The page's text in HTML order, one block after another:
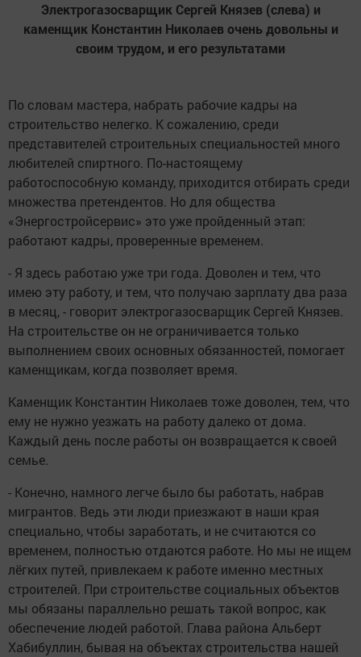
Электрогазосварщик Сергей Князев (слева) и
каменщик Константин Николаев очень довольны и
своим трудом, и его результатами
По словам мастера, набрать рабочие кадры на
строительство нелегко. К сожалению, среди
представителей строительных специальностей много
любителей спиртного. По-настоящему
работоспособную команду, приходится отбирать среди
множества претендентов. Но для общества
«Энергостройсервис» это уже пройденный этап:
работают кадры, проверенные временем.
- Я здесь работаю уже три года. Доволен и тем, что
имею эту работу, и тем, что получаю зарплату два раза
в месяц, - говорит электрогазосварщик Сергей Князев.
На строительстве он не ограничивается только
выполнением своих основных обязанностей, помогает
каменщикам, когда позволяет время.
Каменщик Константин Николаев тоже доволен, тем, что
ему не нужно уезжать на работу далеко от дома.
Каждый день после работы он возвращается к своей
семье.
- Конечно, намного легче было бы работать, набрав
мигрантов. Ведь эти люди приезжают в наши края
специально, чтобы заработать, и не считаются со
временем, полностью отдаются работе. Но мы не ищем
лёгких путей, привлекаем к работе именно местных
строителей. При строительстве социальных объектов
мы обязаны параллельно решать такой вопрос, как
обеспечение людей работой. Глава района Альберт
Хабибуллин, бывая на объектах строительства нашей